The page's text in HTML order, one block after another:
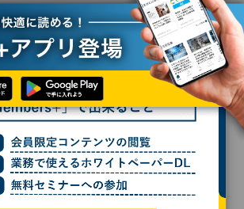
HPC
状態蒸留法」を開発 - 誤り耐性量子コンピュータ実現へ
ベル魔法状態蒸留法」を開発 -
ンピュータ実現へ前進